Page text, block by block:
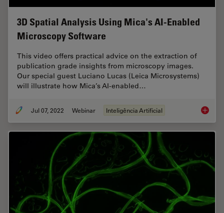
3D Spatial Analysis Using Mica's AI-Enabled
Microscopy Software
This video offers practical advice on the extraction of
publication grade insights from microscopy images.
Our special guest Luciano Lucas (Leica Microsystems)
will illustrate how Mica’s AI-enabled…
Jul 07, 2022 Webinar Inteligência Artificial 3D